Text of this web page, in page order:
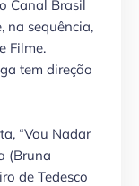
Canal Brasil
na sequência,
Filme.
tem direção
“Vou Nadar
(Bruna
de Tedesco